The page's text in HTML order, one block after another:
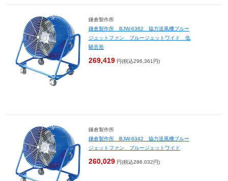
鎌倉製作所
鎌倉製作所 BJW-6362 協力送風機ブルー
ジェットファン ブルージェットワイド 低
騒音形
269,419 円(税込296,361円)
鎌倉製作所
鎌倉製作所 BJW-6342 協力送風機ブルー
ジェットファン ブルージェットワイド
260,029 円(税込286,032円)